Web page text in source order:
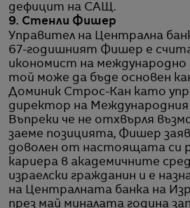
дефицит на САЩ.
9. Стенли Фишер
Управител на Централна
67-годишният Фишер е
икономист на международно
той може да бъде основен
Доминик Строс-Кан като
директор на Международния
Въпреки че не отхвърля
заеме позицията, Фишер
доволен от настоящата си
кариера в академичните
израелски гражданин и е
на Централната банка на
през май миналата година